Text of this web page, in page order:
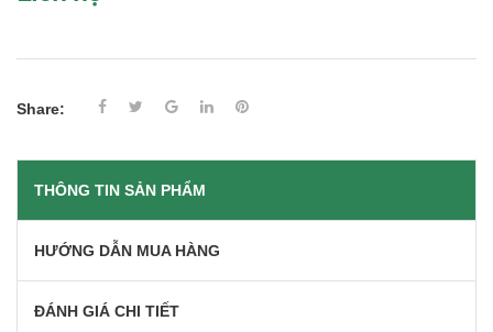
Share:
THÔNG TIN SẢN PHẨM
HƯỚNG DẪN MUA HÀNG
ĐÁNH GIÁ CHI TIẾT